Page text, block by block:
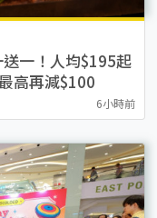
一！人均$195起
高再減$100
6小時前